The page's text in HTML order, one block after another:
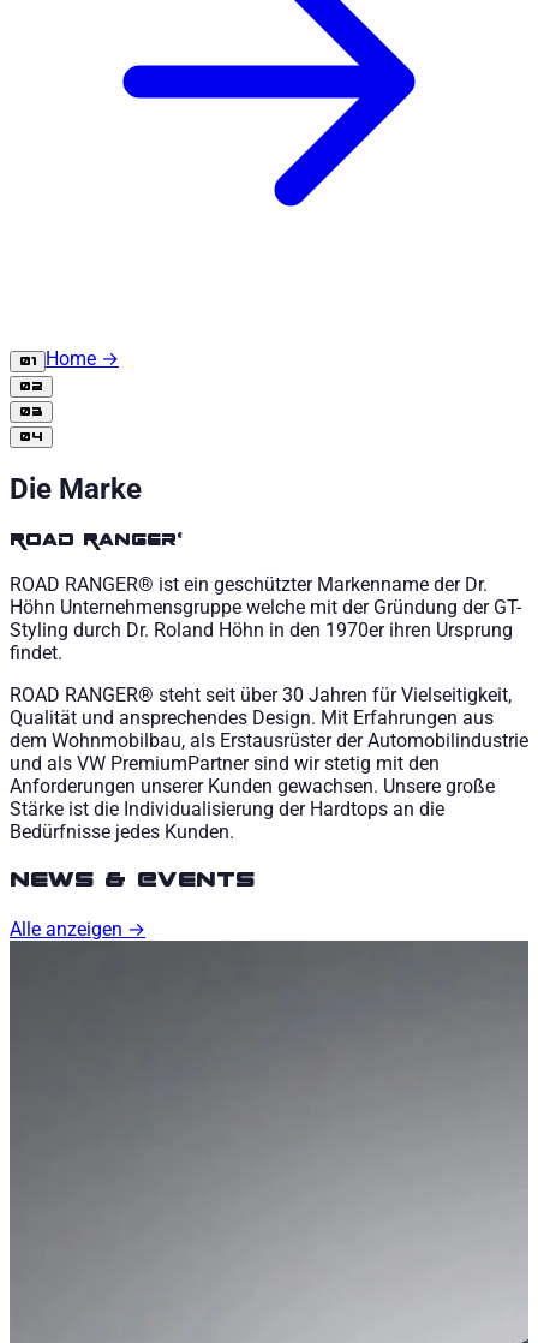
01 Home →
02
03
04
Die Marke
Road Ranger®
ROAD RANGER® ist ein geschützter Markenname der Dr.
Höhn Unternehmensgruppe welche mit der Gründung der GT-
Styling durch Dr. Roland Höhn in den 1970er ihren Ursprung
findet.
ROAD RANGER® steht seit über 30 Jahren für Vielseitigkeit,
Qualität und ansprechendes Design. Mit Erfahrungen aus
dem Wohnmobilbau, als Erstausrüster der Automobilindustrie
und als VW PremiumPartner sind wir stetig mit den
Anforderungen unserer Kunden gewachsen. Unsere große
Stärke ist die Individualisierung der Hardtops an die
Bedürfnisse jedes Kunden.
News & Events
Alle anzeigen →